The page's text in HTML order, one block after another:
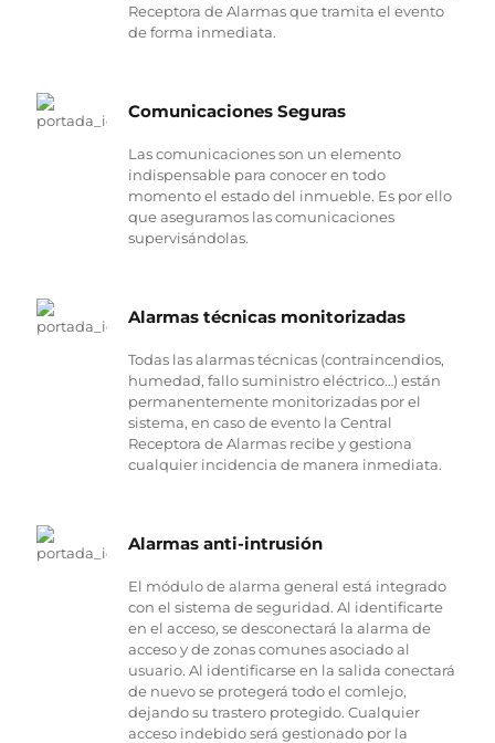
Receptora de Alarmas que tramita el evento
de forma inmediata.
Comunicaciones Seguras
Las comunicaciones son un elemento
indispensable para conocer en todo
momento el estado del inmueble. Es por ello
que aseguramos las comunicaciones
supervisándolas.
Alarmas técnicas monitorizadas
Todas las alarmas técnicas (contraincendios,
humedad, fallo suministro eléctrico…) están
permanentemente monitorizadas por el
sistema, en caso de evento la Central
Receptora de Alarmas recibe y gestiona
cualquier incidencia de manera inmediata.
Alarmas anti-intrusión
El módulo de alarma general está integrado
con el sistema de seguridad. Al identificarte
en el acceso, se desconectará la alarma de
acceso y de zonas comunes asociado al
usuario. Al identificarse en la salida conectará
de nuevo se protegerá todo el comlejo,
dejando su trastero protegido. Cualquier
acceso indebido será gestionado por la